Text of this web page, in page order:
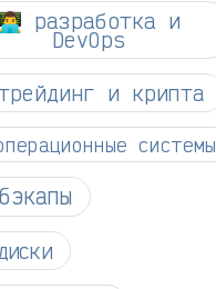
👨‍💻 разработка и
DevOps
и крипта
системы